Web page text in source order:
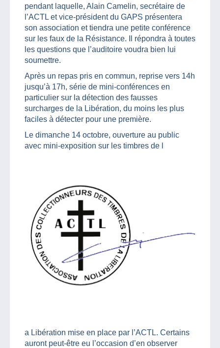
pendant laquelle, Alain Camelin, secrétaire de
l’ACTL et vice-président du GAPS présentera
son association et tiendra une petite conférence
sur les faux de la Résistance. Il répondra à toutes
les questions que l’auditoire voudra bien lui
soumettre.
Après un repas pris en commun, reprise vers 14h
jusqu’à 17h, série de mini-conférences en
particulier sur la détection des fausses
surcharges de la Libération, du moins les plus
faciles à détecter pour une première.
Le dimanche 14 octobre, ouverture au public
avec mini-exposition sur les timbres de l
a Libération mise en place par l’ACTL. Certains
auront peut-être eu l’occasion d’en observer